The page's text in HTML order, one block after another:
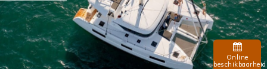
Online
beschikbaarheid